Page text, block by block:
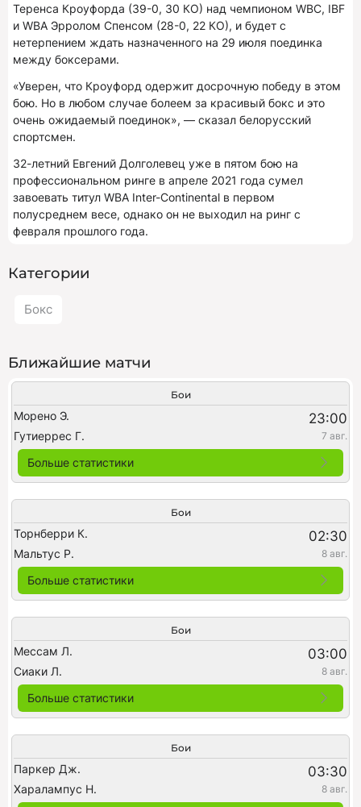
Теренса Кроуфорда (39-0, 30 КО) над чемпионом WBC, IBF
и WBA Эрролом Спенсом (28-0, 22 КО), и будет с
нетерпением ждать назначенного на 29 июля поединка
между боксерами.
«Уверен, что Кроуфорд одержит досрочную победу в этом
бою. Но в любом случае болеем за красивый бокс и это
очень ожидаемый поединок», — сказал белорусский
спортсмен.
32-летний Евгений Долголевец уже в пятом бою на
профессиональном ринге в апреле 2021 года сумел
завоевать титул WBA Inter-Continental в первом
полусреднем весе, однако он не выходил на ринг с
февраля прошлого года.
Категории
Бокс
Ближайшие матчи
Бои
Морено Э. 23:00
Гутиеррес Г. 7 авг.
Больше статистики
Бои
Торнберри К. 02:30
Мальтус Р. 8 авг.
Больше статистики
Бои
Мессам Л. 03:00
Сиаки Л. 8 авг.
Больше статистики
Бои
Паркер Дж. 03:30
Харалампус Н. 8 авг.